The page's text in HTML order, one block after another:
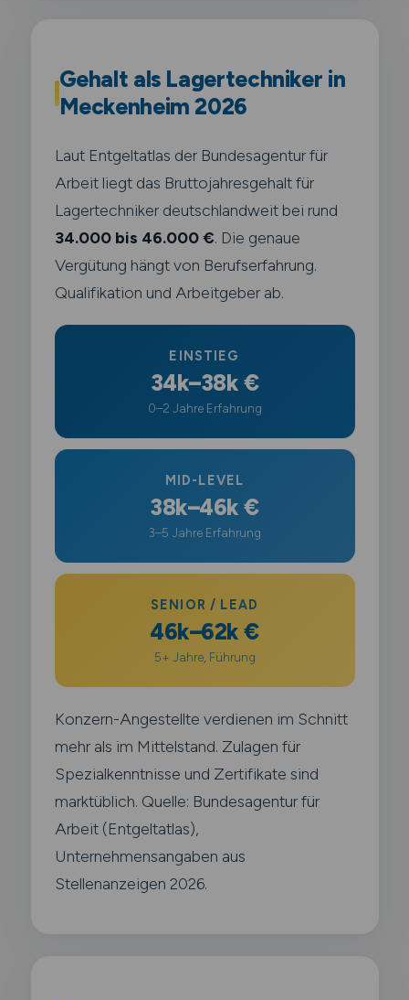
Gehalt als Lagertechniker in
Meckenheim 2026
Laut Entgeltatlas der Bundesagentur für
Arbeit liegt das Bruttojahresgehalt für
Lagertechniker deutschlandweit bei rund
34.000 bis 46.000 €. Die genaue
Vergütung hängt von Berufserfahrung.
Qualifikation und Arbeitgeber ab.
EINSTIEG
34k–38k €
0–2 Jahre Erfahrung
MID-LEVEL
38k–46k €
3–5 Jahre Erfahrung
SENIOR / LEAD
46k–62k €
5+ Jahre, Führung
Konzern-Angestellte verdienen im Schnitt
mehr als im Mittelstand. Zulagen für
Spezialkenntnisse und Zertifikate sind
marktüblich. Quelle: Bundesagentur für
Arbeit (Entgeltatlas),
Unternehmensangaben aus
Stellenanzeigen 2026.